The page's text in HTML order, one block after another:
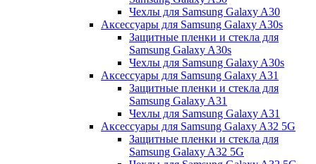
Чехлы для Samsung Galaxy A30
Аксессуары для Samsung Galaxy A30s
Защитные пленки и стекла для
Samsung Galaxy A30s
Чехлы для Samsung Galaxy A30s
Аксессуары для Samsung Galaxy A31
Защитные пленки и стекла для
Samsung Galaxy A31
Чехлы для Samsung Galaxy A31
Аксессуары для Samsung Galaxy A32 5G
Защитные пленки и стекла для
Samsung Galaxy A32 5G